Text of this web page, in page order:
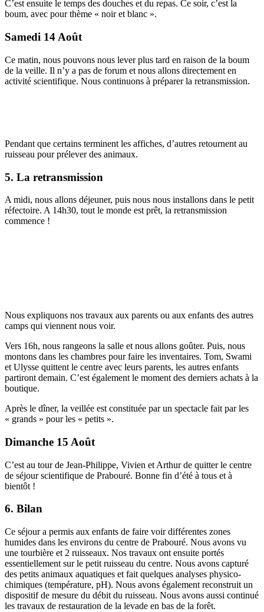
C’est ensuite le temps des douches et du repas. Ce soir, c’est la
boum, avec pour thème « noir et blanc ».
Samedi 14 Août
Ce matin, nous pouvons nous lever plus tard en raison de la boum
de la veille. Il n’y a pas de forum et nous allons directement en
activité scientifique. Nous continuons à préparer la retransmission.
Pendant que certains terminent les affiches, d’autres retournent au
ruisseau pour prélever des animaux.
5. La retransmission
A midi, nous allons déjeuner, puis nous nous installons dans le petit
réfectoire. A 14h30, tout le monde est prêt, la retransmission
commence !
Nous expliquons nos travaux aux parents ou aux enfants des autres
camps qui viennent nous voir.
Vers 16h, nous rangeons la salle et nous allons goûter. Puis, nous
montons dans les chambres pour faire les inventaires. Tom, Swami
et Ulysse quittent le centre avec leurs parents, les autres enfants
partiront demain. C’est également le moment des derniers achats à la
boutique.
Après le dîner, la veillée est constituée par un spectacle fait par les
« grands » pour les « petits ».
Dimanche 15 Août
C’est au tour de Jean-Philippe, Vivien et Arthur de quitter le centre
de séjour scientifique de Prabouré. Bonne fin d’été à tous et à
bientôt !
6. Bilan
Ce séjour a permis aux enfants de faire voir différentes zones
humides dans les environs du centre de Prabouré. Nous avons vu
une tourbière et 2 ruisseaux. Nos travaux ont ensuite portés
essentiellement sur le petit ruisseau du centre. Nous avons capturé
des petits animaux aquatiques et fait quelques analyses physico-
chimiques (température, pH). Nous avons également reconstruit un
dispositif de mesure du débit du ruisseau. Nous avons aussi continué
les travaux de restauration de la levade en bas de la forêt.